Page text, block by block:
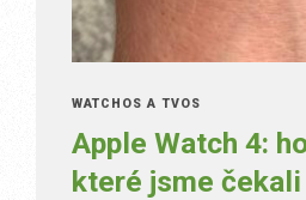
WATCHOS A TVOS
Apple Watch 4:
které jsme čekali